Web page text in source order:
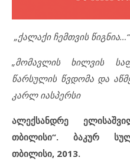
„ქალაქი ჩემთვის წიგნია
„მომავლის ხილვის
წარსულის წვდომა და
კარლ იასპერსი
ალექსანდრე
თბილისი“. ბაკურ
თბილისი, 2013.